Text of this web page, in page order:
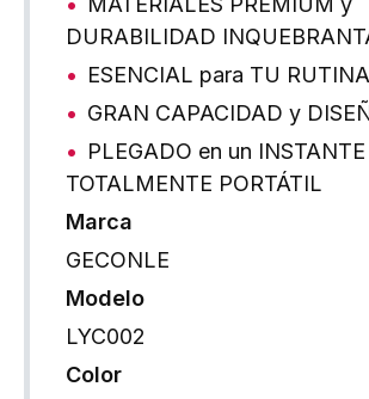
DURABILIDAD
ESENCIAL para TU
GRAN CAPACIDAD y
PLEGADO en un
TOTALMENTE PORTÁTIL
Marca
GECONLE
Modelo
LYC002
Color